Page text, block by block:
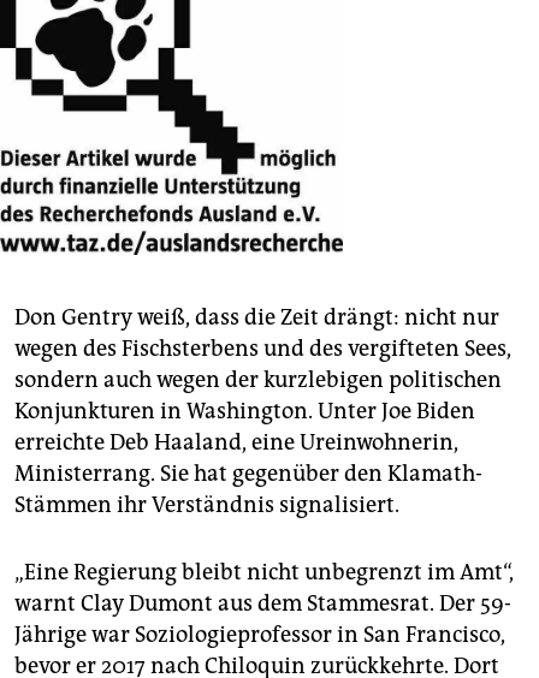
Don Gentry weiß, dass die Zeit drängt: nicht nur
wegen des Fischsterbens und des vergifteten Sees,
sondern auch wegen der kurzlebigen politischen
Konjunkturen in Washington. Unter Joe Biden
erreichte Deb Haaland, eine Ureinwohnerin,
Ministerrang. Sie hat gegenüber den Klamath-
Stämmen ihr Verständnis signalisiert.
„Eine Regierung bleibt nicht unbegrenzt im Amt“,
warnt Clay Dumont aus dem Stammesrat. Der 59-
Jährige war Soziologieprofessor in San Francisco,
bevor er 2017 nach Chiloquin zurückkehrte. Dort